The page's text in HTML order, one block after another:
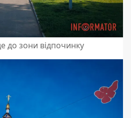
до зони відпочинку